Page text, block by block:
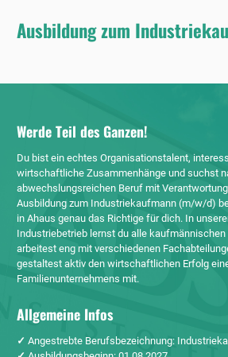
Ausbildung zum
Werde Teil des Ganzen!
Du bist ein echtes Organisationstalent,
wirtschaftliche Zusammenhänge und suchst
abwechslungsreichen Beruf mit
Ausbildung zum Industriekaufmann (m/w/d)
in Ahaus genau das Richtige für dich. In
Industriebetrieb lernst du alle kaufmännischen
arbeitest eng mit verschiedenen
gestaltest aktiv den wirtschaftlichen Erfolg
Familienunternehmens mit.
Allgemeine Infos
✓ Angestrebte Berufsbezeichnung: